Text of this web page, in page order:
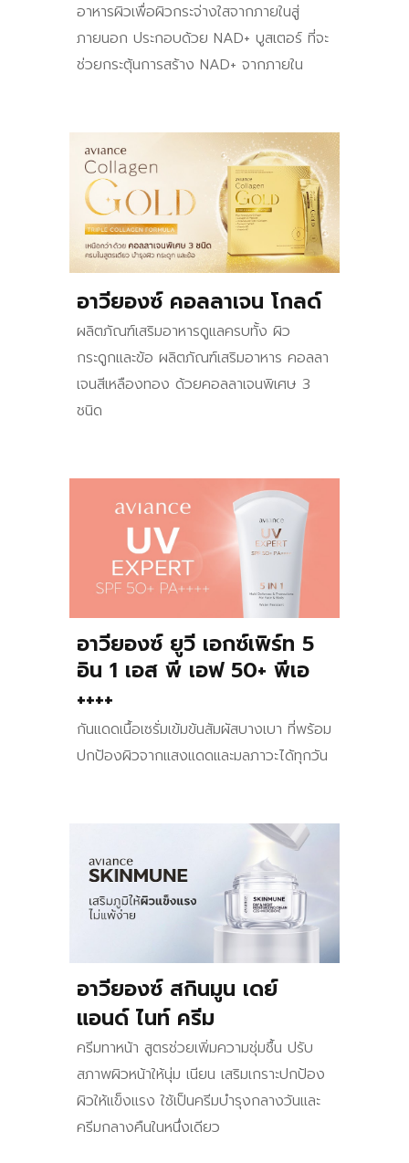
อาหารผิวเพื่อผิวกระจ่างใสจากภายในสู่
ภายนอก ประกอบด้วย NAD+ บูสเตอร์ ที่จะ
ช่วยกระตุ้นการสร้าง NAD+ จากภายใน
อาวียองซ์ คอลลาเจน โกลด์
ผลิตภัณฑ์เสริมอาหารดูแลครบทั้ง ผิว
กระดูกและข้อ ผลิตภัณฑ์เสริมอาหาร คอลลา
เจนสีเหลืองทอง ด้วยคอลลาเจนพิเศษ 3
ชนิด
อาวียองซ์ ยูวี เอกซ์เพิร์ท 5
อิน 1 เอส พี เอฟ 50+ พีเอ
++++
กันแดดเนื้อเซรั่มเข้มข้นสัมผัสบางเบา ที่พร้อม
ปกป้องผิวจากแสงแดดและมลภาวะได้ทุกวัน
อาวียองซ์ สกินมูน เดย์
แอนด์ ไนท์ ครีม
ครีมทาหน้า สูตรช่วยเพิ่มความชุ่มชื้น ปรับ
สภาพผิวหน้าให้นุ่ม เนียน เสริมเกราะปกป้อง
ผิวให้แข็งแรง ใช้เป็นครีมบำรุงกลางวันและ
ครีมกลางคืนในหนึ่งเดียว